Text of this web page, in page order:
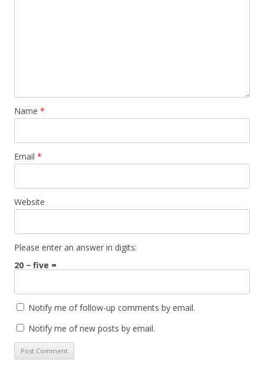
Name *
Email *
Website
Please enter an answer in digits:
20 − five =
Notify me of follow-up comments by email.
Notify me of new posts by email.